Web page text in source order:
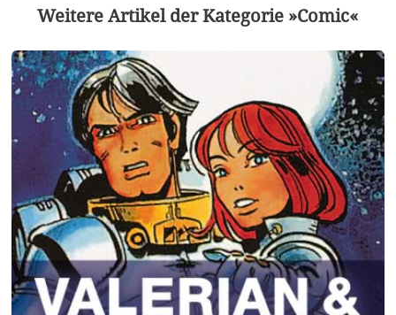
Weitere Artikel der Kategorie »Comic«